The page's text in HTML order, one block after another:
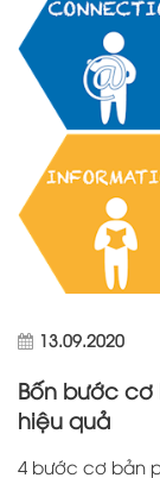
13.09.2020
Bốn bước
hiệu quả
4 bước cơ bản